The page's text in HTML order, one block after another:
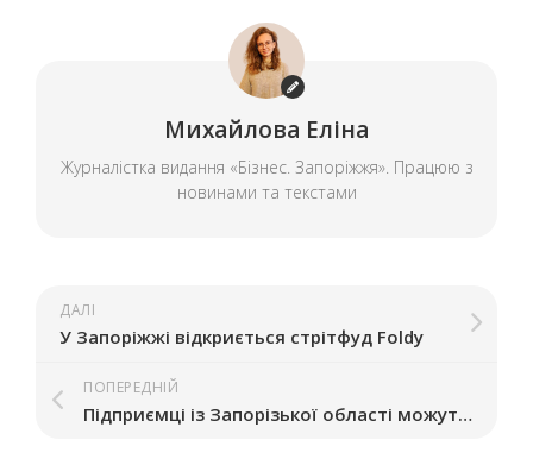
Михайлова Еліна
Журналістка видання «Бізнес. Запоріжжя». Працюю з
новинами та текстами
ДАЛІ
У Запоріжжі відкриється стрітфуд Foldy
ПОПЕРЕДНІЙ
Підприємці із Запорізької області можуть отримати гранти до 3 тисяч євро